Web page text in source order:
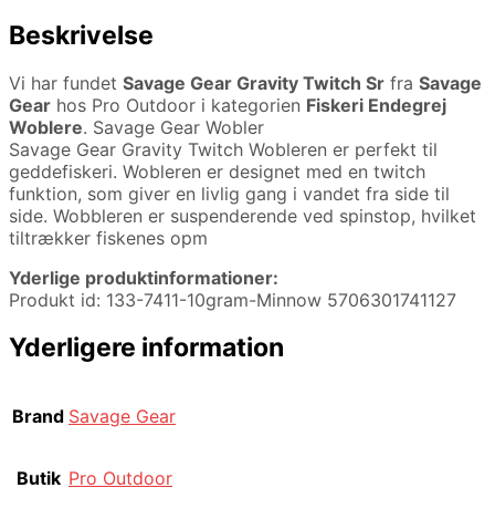
Beskrivelse
Vi har fundet Savage Gear Gravity Twitch Sr fra Savage
Gear hos Pro Outdoor i kategorien Fiskeri Endegrej
Woblere. Savage Gear Wobler
Savage Gear Gravity Twitch Wobleren er perfekt til
geddefiskeri. Wobleren er designet med en twitch
funktion, som giver en livlig gang i vandet fra side til
side. Wobbleren er suspenderende ved spinstop, hvilket
tiltrækker fiskenes opm
Yderlige produktinformationer:
Produkt id: 133-7411-10gram-Minnow 5706301741127
Yderligere information
Brand Savage Gear
Butik Pro Outdoor